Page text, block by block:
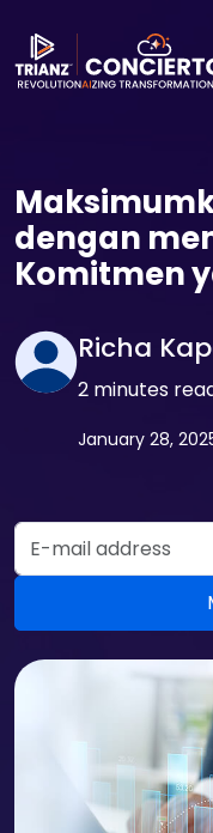
dengan
Komitmen
Richa
2 minutes
January 28,
Email Address